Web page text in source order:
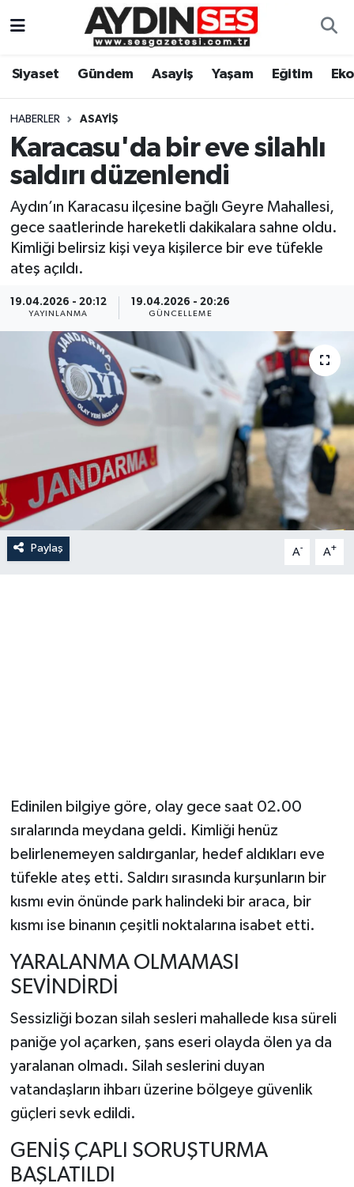
Siyaset Gündem Asayiş Yaşam Eğitim
HABERLER ASAYIŞ
Karacasu'da bir eve silahlı
saldırı düzenlendi
Aydın’ın Karacasu ilçesine bağlı Geyre Mahallesi,
gece saatlerinde hareketli dakikalara sahne oldu.
Kimliği belirsiz kişi veya kişilerce bir eve tüfekle
ateş açıldı.
19.04.2026 - 20:12
YAYINLANMA
19.04.2026 - 20:26
GÜNCELLEME
Paylaş A- A+
​Edinilen bilgiye göre, olay gece saat 02.00
sıralarında meydana geldi. Kimliği henüz
belirlenemeyen saldırganlar, hedef aldıkları eve
tüfekle ateş etti. Saldırı sırasında kurşunların bir
kısmı evin önünde park halindeki bir araca, bir
kısmı ise binanın çeşitli noktalarına isabet etti.
YARALANMA OLMAMASI
SEVİNDİRDİ
​Sessizliği bozan silah sesleri mahallede kısa süreli
paniğe yol açarken, şans eseri olayda ölen ya da
yaralanan olmadı. Silah seslerini duyan
vatandaşların ihbarı üzerine bölgeye güvenlik
güçleri sevk edildi.
GENİŞ ÇAPLI SORUŞTURMA
BAŞLATILDI
Gündem
Siyaset
Ekonomi
Yaşam
Eğitim
Kültür Sanat
Spor
Aydın Hava Durumu
Aydin Namaz Vakitleri
Aydın Trafik Yoğunluk Haritası
Süper Lig Puan Durumu ve Fikstür
Tüm Manşetler
Son Dakika Haberleri
Haber Arşivi